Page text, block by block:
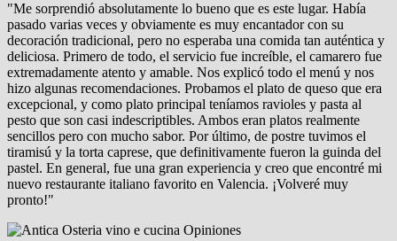
"Me sorprendió absolutamente lo bueno que es este lugar. Había
pasado varias veces y obviamente es muy encantador con su
decoración tradicional, pero no esperaba una comida tan auténtica y
deliciosa. Primero de todo, el servicio fue increíble, el camarero fue
extremadamente atento y amable. Nos explicó todo el menú y nos
hizo algunas recomendaciones. Probamos el plato de queso que era
excepcional, y como plato principal teníamos ravioles y pasta al
pesto que son casi indescriptibles. Ambos eran platos realmente
sencillos pero con mucho sabor. Por último, de postre tuvimos el
tiramisú y la torta caprese, que definitivamente fueron la guinda del
pastel. En general, fue una gran experiencia y creo que encontré mi
nuevo restaurante italiano favorito en Valencia. ¡Volveré muy
pronto!"